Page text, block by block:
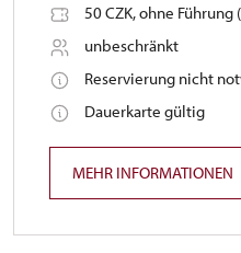
50 CZK, ohne Führung
unbeschränkt
Reservierung nicht
Dauerkarte gültig
MEHR INFORMATIONEN